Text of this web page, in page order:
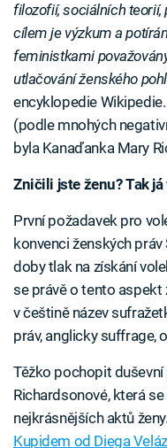
filozofií, sociálních teorií,
cílem je výzkum a
feministkami
utlačování ženského
encyklopedie
(podle mnohých
byla Kanaďanka Mary
Zničili jste ženu? Tak
První požadavek pro
konvenci ženských
doby tlak na získání
se právě o tento aspekt
v češtině název
práv, anglicky suffrage,
Těžko pochopit
Richardsonové, která
nejkrásnějších aktů
Kupidem od Diega